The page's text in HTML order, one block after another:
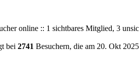
online :: 1 sichtbares Mitglied, 3
bei 2741 Besuchern, die am 20. Okt